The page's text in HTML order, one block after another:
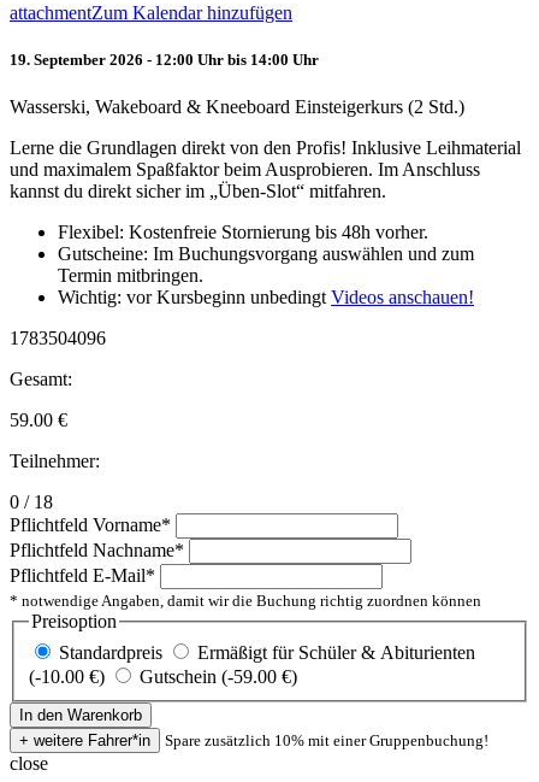
attachmentZum Kalendar hinzufügen
19. September 2026 - 12:00 Uhr bis 14:00 Uhr
Wasserski, Wakeboard & Kneeboard Einsteigerkurs (2 Std.)
Lerne die Grundlagen direkt von den Profis! Inklusive Leihmaterial
und maximalem Spaßfaktor beim Ausprobieren. Im Anschluss
kannst du direkt sicher im „Üben-Slot“ mitfahren.
Flexibel: Kostenfreie Stornierung bis 48h vorher.
Gutscheine: Im Buchungsvorgang auswählen und zum
Termin mitbringen.
Wichtig: vor Kursbeginn unbedingt Videos anschauen!
1783504096
Gesamt:
59.00 €
Teilnehmer:
0 / 18
Pflichtfeld Vorname*
Pflichtfeld Nachname*
Pflichtfeld E-Mail*
* notwendige Angaben, damit wir die Buchung richtig zuordnen können
Preisoption
Standardpreis
Ermäßigt für Schüler & Abiturienten
(-10.00 €)
Gutschein (-59.00 €)
Spare zusätzlich 10% mit einer Gruppenbuchung!
close